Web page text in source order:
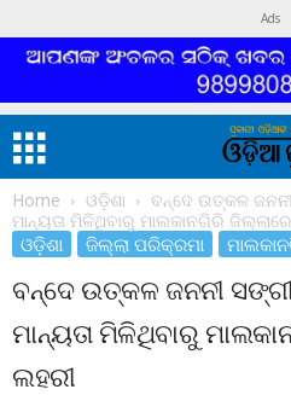
Ads
Home ଓଡ଼ିଶା
ବନ୍ଦେ ଉତ୍କଳ
ମାନ୍ୟତା ମିଳିଥିବାରୁ ମାଲକାନଗିରି
ଓଡ଼ିଶା ଜିଲ୍ଲା ପରିକ୍ରମା
ବନ୍ଦେ ଉତ୍କଳ ଜନନୀ
ମାନ୍ୟତା ମିଳିଥିବାରୁ
ଲହରୀ